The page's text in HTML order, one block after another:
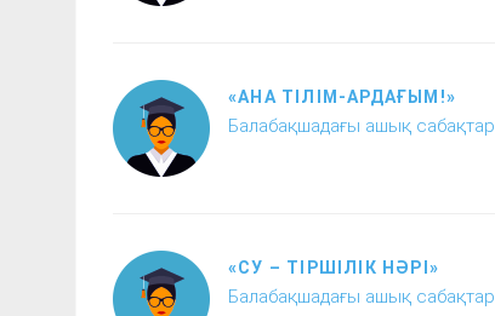
«АНА ТІЛІМ-АРДАҒЫМ!»
Балабақшадағы ашық сабақтар
«СУ – ТІРШІЛІК НӘРІ»
Балабақшадағы ашық сабақтар